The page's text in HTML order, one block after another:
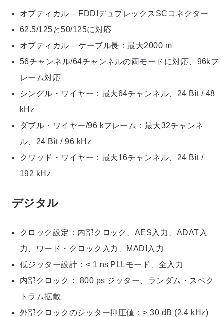
オプティカル – FDDIデュプレックスSCコネクター
62.5/125と50/125に対応
オプティカル – ケーブル長：最大2000 m
56チャンネル/64チャンネルの両モードに対応、96kフ
レーム対応
シングル・ワイヤー：最大64チャンネル、24 Bit / 48
kHz
ダブル・ワイヤー/96 kフレーム：最大32チャンネ
ル、24 Bit / 96 kHz
クワッド・ワイヤー：最大16チャンネル、24 Bit /
192 kHz
デジタル
クロック設定：内部クロック、AES入力、ADAT入
力、ワード・クロック入力、MADI入力
低ジッター設計：< 1 ns PLLモード、全入力
内部クロック： 800 ps ジッター、ランダム・スペク
トラム拡散
外部クロックのジッター抑圧値：> 30 dB (2.4 kHz)